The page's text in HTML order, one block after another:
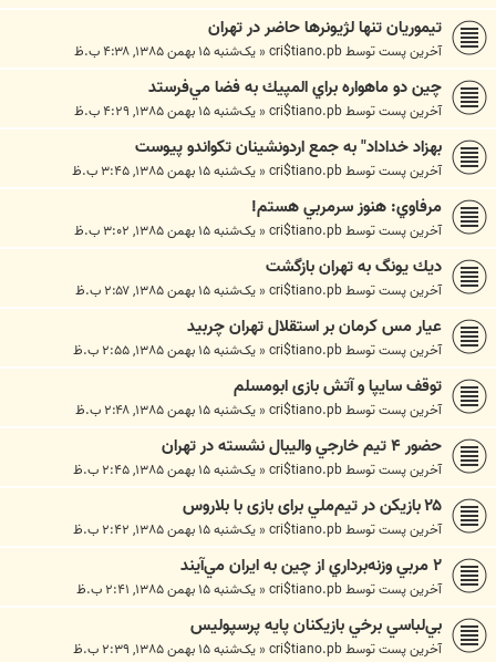
تيموريان تنها لژيونرها حاضر در تهران
آخرین پست توسطcri$tiano.pb
« یک‌شنبه ۱۵ بهمن ۱۳۸۵, ۴:۳۸ ب.ظ
چين دو ماهواره براي المپيك به فضا مي‌فرستد
آخرین پست توسطcri$tiano.pb
« یک‌شنبه ۱۵ بهمن ۱۳۸۵, ۴:۲۹ ب.ظ
بهزاد خداداد" به جمع اردونشينان تكواندو پيوست
آخرین پست توسطcri$tiano.pb
« یک‌شنبه ۱۵ بهمن ۱۳۸۵, ۳:۴۵ ب.ظ
مرفاوي: هنوز سرمربي هستم!
آخرین پست توسطcri$tiano.pb
« یک‌شنبه ۱۵ بهمن ۱۳۸۵, ۳:۰۲ ب.ظ
ديك يونگ به تهران بازگشت
آخرین پست توسطcri$tiano.pb
« یک‌شنبه ۱۵ بهمن ۱۳۸۵, ۲:۵۷ ب.ظ
عيار مس كرمان بر استقلال تهران چربيد
آخرین پست توسطcri$tiano.pb
« یک‌شنبه ۱۵ بهمن ۱۳۸۵, ۲:۵۵ ب.ظ
توقف سايپا و آتش بازی ابومسلم
آخرین پست توسطcri$tiano.pb
« یک‌شنبه ۱۵ بهمن ۱۳۸۵, ۲:۴۸ ب.ظ
حضور ۴ تيم خارجي واليبال نشسته در تهران
آخرین پست توسطcri$tiano.pb
« یک‌شنبه ۱۵ بهمن ۱۳۸۵, ۲:۴۵ ب.ظ
۲۵ بازيكن در تيم‌ملي برای بازی با بلاروس
آخرین پست توسطcri$tiano.pb
« یک‌شنبه ۱۵ بهمن ۱۳۸۵, ۲:۴۲ ب.ظ
۲ مربي وزنه‌برداري از چين به ايران مي‌آيند
آخرین پست توسطcri$tiano.pb
« یک‌شنبه ۱۵ بهمن ۱۳۸۵, ۲:۴۱ ب.ظ
بي‌لباسي برخي بازيكنان پايه پرسپوليس
آخرین پست توسطcri$tiano.pb
« یک‌شنبه ۱۵ بهمن ۱۳۸۵, ۲:۳۹ ب.ظ